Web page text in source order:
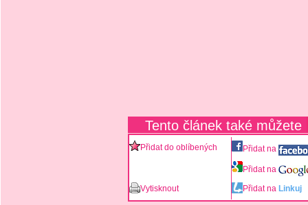
Tento článek také můžete
Přidat do oblíbených Přidat na
Přidat na
Vytisknout
Přidat na Linkuj